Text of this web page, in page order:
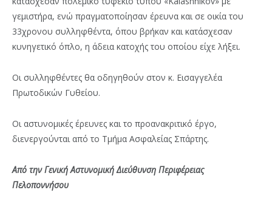
γεμιστήρα, ενώ πραγματοποίησαν έρευνα και σε οικία του
33χρονου συλληφθέντα, όπου βρήκαν και κατάσχεσαν
κυνηγετικό όπλο, η άδεια κατοχής του οποίου είχε λήξει.
Οι συλληφθέντες θα οδηγηθούν στον κ. Εισαγγελέα
Πρωτοδικών Γυθείου.
Οι αστυνομικές έρευνες και το προανακριτικό έργο,
διενεργούνται από το Τμήμα Ασφαλείας Σπάρτης.
Από την Γενική Αστυνομική Διεύθυνση Περιφέρειας
Πελοποννήσου